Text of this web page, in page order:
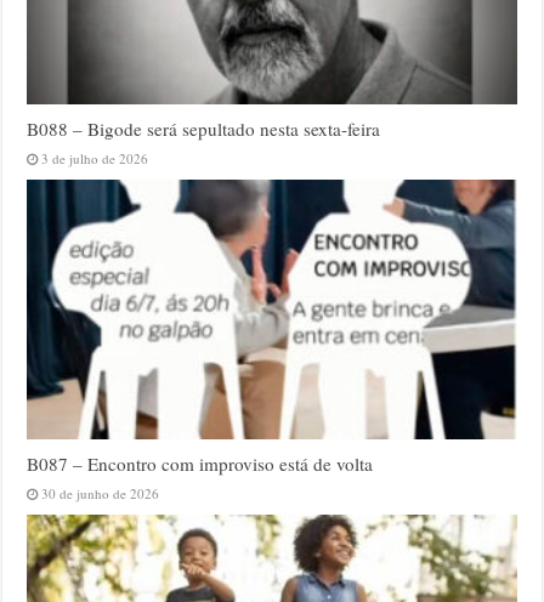
B088 – Bigode será sepultado nesta sexta-feira
3 de julho de 2026
B087 – Encontro com improviso está de volta
30 de junho de 2026